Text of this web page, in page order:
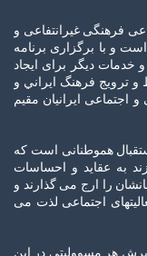
فرهنگی غیرانتفاعی و
و با برگزاری برنامه
دیگر برای ایجاد
و ترويج فرهنگ ايراني و
اجتماعی ایرانیان مقیم
هموطنانی است که
به عقاید و احساسات
را ارج می گذارند و
اجتماعی لذت می